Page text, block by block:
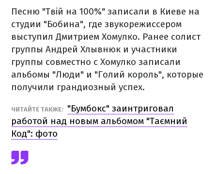
Песню "Твiй на 100%" записали в Киеве на
студии "Бобина", где звукорежиссером
выступил Дмитрием Хомулко. Ранее солист
группы Андрей Хлывнюк и участники
группы совместно с Хомулко записали
альбомы "Люди" и "Голий король", которые
получили грандиозный успех.
ЧИТАЙТЕ ТАКЖЕ:
"Бумбокс" заинтриговал
работой над новым альбомом "Таємний
Код": фото